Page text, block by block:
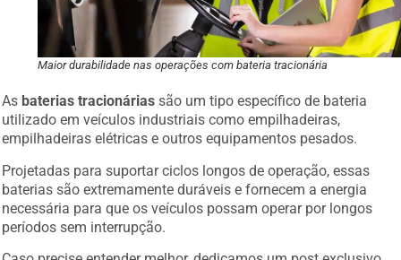
Maior durabilidade nas operações com bateria tracionária
As baterias tracionárias são um tipo específico de bateria
utilizado em veículos industriais como empilhadeiras,
empilhadeiras elétricas e outros equipamentos pesados.
Projetadas para suportar ciclos longos de operação, essas
baterias são extremamente duráveis e fornecem a energia
necessária para que os veículos possam operar por longos
períodos sem interrupção.
Caso precise entender melhor, dedicamos um post exclusivo